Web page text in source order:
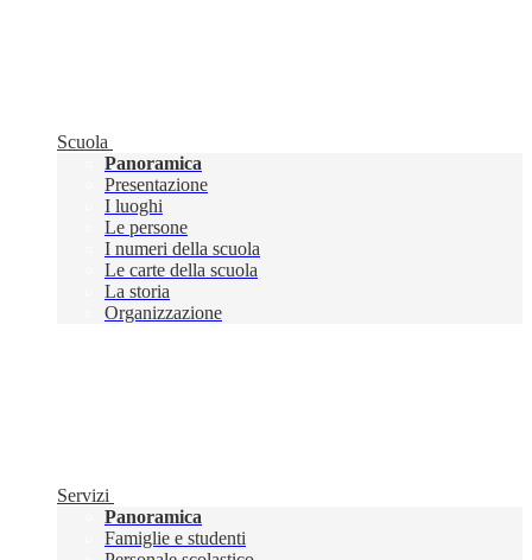
Scuola
Panoramica
Presentazione
I luoghi
Le persone
I numeri della scuola
Le carte della scuola
La storia
Organizzazione
Servizi
Panoramica
Famiglie e studenti